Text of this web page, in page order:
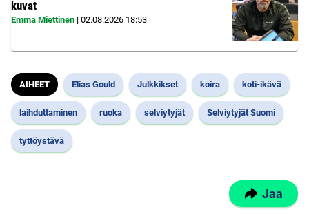
kuvat
Emma Miettinen | 02.08.2026 18:53
AIHEET Elias Gould Julkkikset koira koti-ikävä
laihduttaminen ruoka selviytyjät Selviytyjät Suomi
tyttöystävä
Jaa